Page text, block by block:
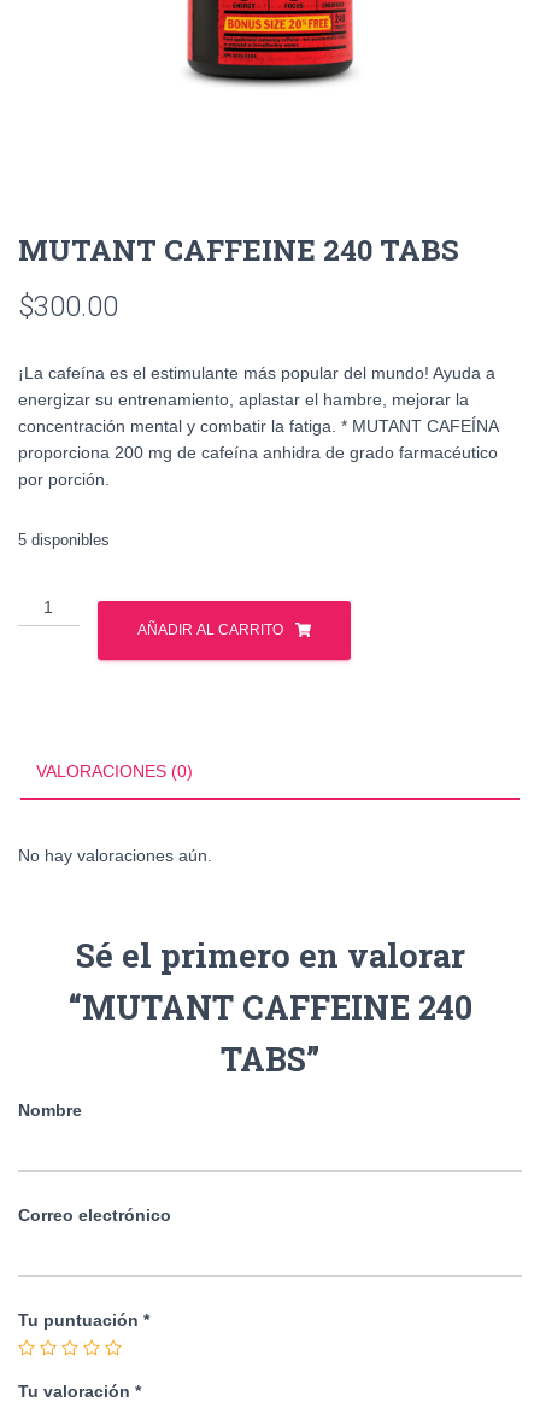
MUTANT CAFFEINE 240 TABS
$300.00
¡La cafeína es el estimulante más popular del mundo! Ayuda a
energizar su entrenamiento, aplastar el hambre, mejorar la
concentración mental y combatir la fatiga. * MUTANT CAFEÍNA
proporciona 200 mg de cafeína anhidra de grado farmacéutico
por porción.
5 disponibles
MUTANT
CAFFEINE
AÑADIR AL CARRITO
VALORACIONES (0)
No hay valoraciones aún.
Sé el primero en valorar
“MUTANT CAFFEINE 240
TABS”
Nombre
Correo electrónico
Tu puntuación *
Tu valoración *